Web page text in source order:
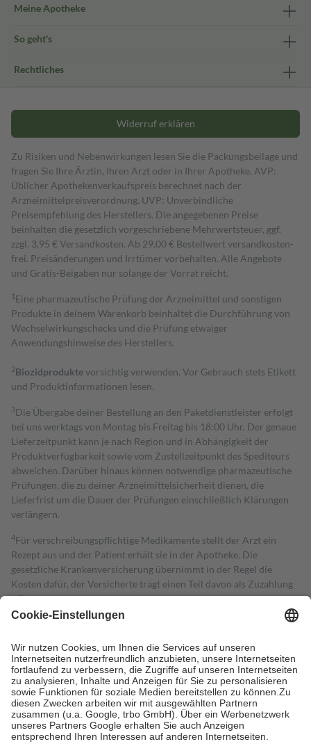
Meine Apotheke
So geht's
Rechtliches
Widerruf erklären
Zu Risiken und Nebenwirkungen lesen Sie die Packungsbeilage und
fragen Sie Ihre Ärztin, Ihren Arzt oder in Ihrer Apotheke. AVP:
Üblicher Apothekenverkaufspreis berechnet nach der
Arzneimittelpreisverordnung. UVP: Unverbindliche
Preisempfehlung des Herstellers. Die angegebenen Preise
beinhalten die gesetzlich vorgeschriebene Mehrwertsteuer, ggf.
zzgl. 3,95 € Versandkosten. Ab 29,00 € Bestell­wert versand­kosten­
frei. Preisänderungen und Irrtümer vorbehalten. Alle Angebote
und Gratis-Beigaben nur solange der Vorrat reicht.
1 Eine pharmazeutische Prüfung der Arzneimittel und sonstigen
Produkte in deinem Warenkorb beinhaltet die Durchführung von
Wechselwirkungschecks und die Prüfung etwaiger
Anwendungshinweise des Herstellers.
2Biozidproduktevorsichtig verwenden. Vor Gebrauch stets Etikett
und Produktinformationen lesen.
3Die Übergabe deiner Bestellung an den Paketdienstleister erfolgt
bei uns werktags von Montag bis Freitag bis 18:00 Uhr. Der genaue
Lieferzeitpunkt kann je nach Region und in Abhängigkeit der
Produktverfügbarkeit sowie vom Zustellzeitpunkt des Spediteurs
abweichen. Darüber hinaus können notwendige pharmazeutische
Prüfungen, die zu deiner Arzneimittelsicherheit dienen, die
Lieferfrist um die Dauer der Prüfungen einschließlich Klärungen
verlängern.
4Für verschreibungspflichtige Medikamente stellt der Arzt ein
Rezept aus und der Patient erhält sie in der Apotheke. Die
gesetzliche Krankenversicherung übernimmt in der Regel die
Kosten dafür, der Versicherte trägt einen Teil davon als Zuzahlung
mit.
Grundsätzlich leisten Mitglieder Zuzahlungen in Höhe von zehn
höchstens zehn Euro.
Es sind jedoch nie mehr als die tatsächlichen
Kosten der Leistung zu entrichten.
Diese Regeln gelten grundsätzlich auch für Online-Apotheken.
Bei Heilmitteln und häuslicher Krankenpflege beträgt die
Zuzahlung zehn Prozent der Kosten sowie zehn Euro je
Verordnung.
Um das Engagement der Versicherten für ihre eigene Gesundheit zu